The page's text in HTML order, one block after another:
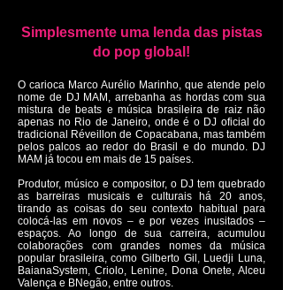
Simplesmente uma lenda das pistas
do pop global!
O carioca Marco Aurélio Marinho, que atende pelo
nome de DJ MAM, arrebanha as hordas com sua
mistura de beats e música brasileira de raiz não
apenas no Rio de Janeiro, onde é o DJ oficial do
tradicional Réveillon de Copacabana, mas também
pelos palcos ao redor do Brasil e do mundo. DJ
MAM já tocou em mais de 15 países.
Produtor, músico e compositor, o DJ tem quebrado
as barreiras musicais e culturais há 20 anos,
tirando as coisas do seu contexto habitual para
colocá-las em novos – e por vezes inusitados –
espaços. Ao longo de sua carreira, acumulou
colaborações com grandes nomes da música
popular brasileira, como Gilberto Gil, Luedji Luna,
BaianaSystem, Criolo, Lenine, Dona Onete, Alceu
Valença e BNegão, entre outros.